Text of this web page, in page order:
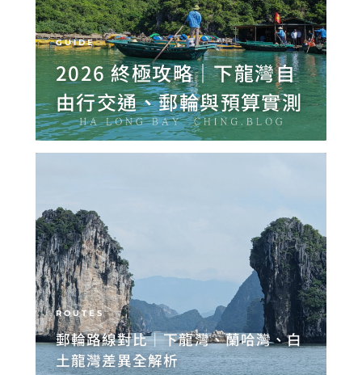
GUIDE
2026 終極攻略｜下龍灣自
由行交通、郵輪與預算實測
ROUTES
郵輪路線對比｜下龍灣、蘭哈灣、白
土龍灣差異全解析